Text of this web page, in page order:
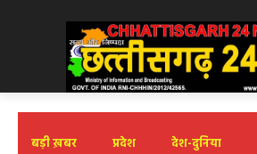
बड़ी ख़बर प्रदेश देश-दुनिया